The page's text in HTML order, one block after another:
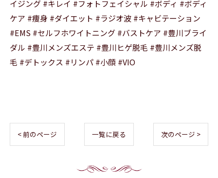
イジング #キレイ #フォトフェイシャル #ボディ #ボディ
ケア #痩身 #ダイエット #ラジオ波 #キャビテーション
#EMS #セルフホワイトニング #バストケア #豊川ブライ
ダル #豊川メンズエステ #豊川ヒゲ脱毛 #豊川メンズ脱
毛 #デトックス #リンパ #小顔 #VIO
< 前のページ 一覧に戻る 次のページ >